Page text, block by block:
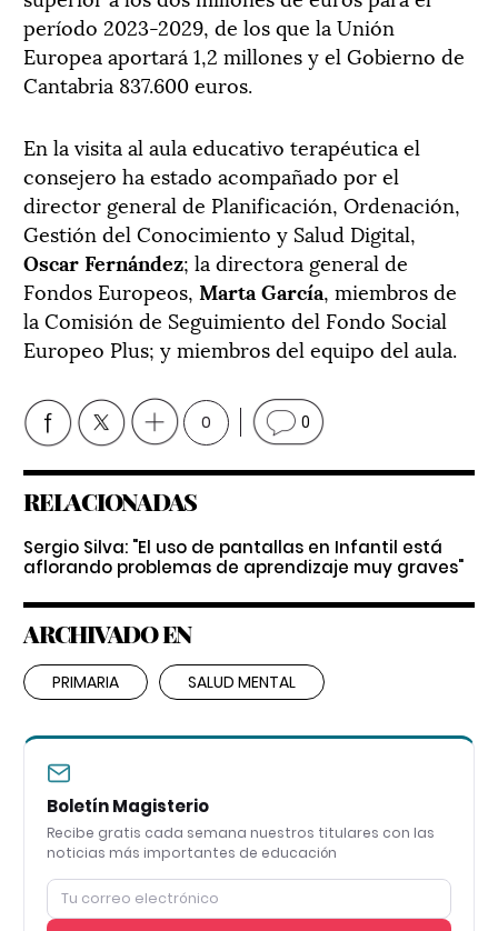
período 2023-2029, de los que la Unión
Europea aportará 1,2 millones y el Gobierno de
Cantabria 837.600 euros.
En la visita al aula educativo terapéutica el
consejero ha estado acompañado por el
director general de Planificación, Ordenación,
Gestión del Conocimiento y Salud Digital,
Oscar Fernández; la directora general de
Fondos Europeos, Marta García, miembros de
la Comisión de Seguimiento del Fondo Social
Europeo Plus; y miembros del equipo del aula.
0 0
RELACIONADAS
Sergio Silva: "El uso de pantallas en Infantil está
aflorando problemas de aprendizaje muy graves"
ARCHIVADO EN
PRIMARIA SALUD MENTAL
Boletín Magisterio
Recibe gratis cada semana nuestros titulares con las
noticias más importantes de educación